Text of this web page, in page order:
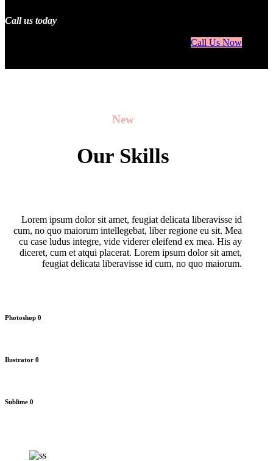
Call us today
Call Us Now
New
Our Skills
Lorem ipsum dolor sit amet, feugiat delicata liberavisse id
cum, no quo maiorum intellegebat, liber regione eu sit. Mea
cu case ludus integre, vide viderer eleifend ex mea. His ay
diceret, cum et atqui placerat. Lorem ipsum dolor sit amet,
feugiat delicata liberavisse id cum, no quo maiorum.
Photoshop 0
Ilustrator 0
Sublime 0